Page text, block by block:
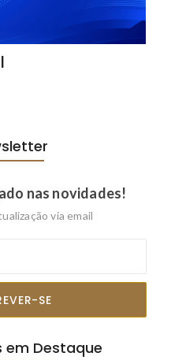
nas novidades!
via email
SE
em Destaque